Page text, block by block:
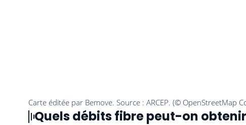
Quels débits fibre peut-on